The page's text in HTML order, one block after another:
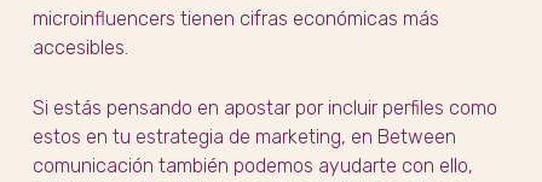
microinfluencers tienen cifras económicas más
accesibles.
Si estás pensando en apostar por incluir perfiles como
estos en tu estrategia de marketing, en Between
comunicación también podemos ayudarte con ello,